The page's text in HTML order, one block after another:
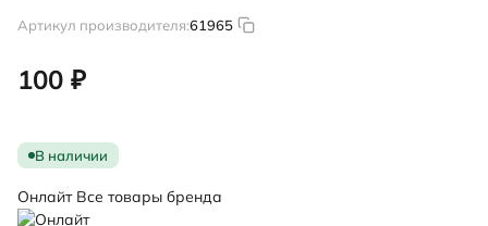
Артикул производителя:61965
100 ₽
В наличии
Онлайт Все товары бренда